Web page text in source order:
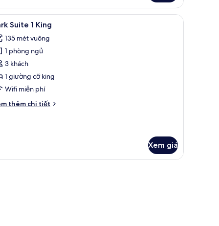
Park Suite 1 King | Khu phòng khách | TV
6 Suite 1 King
135 mét vuông
1 phòng ngủ
3 khách
1 giường cỡ king
Wifi miễn phí
thêm chi tiết
Xem giá
cách âm
bàn, màn/rèm cản sáng, phòng cách âm